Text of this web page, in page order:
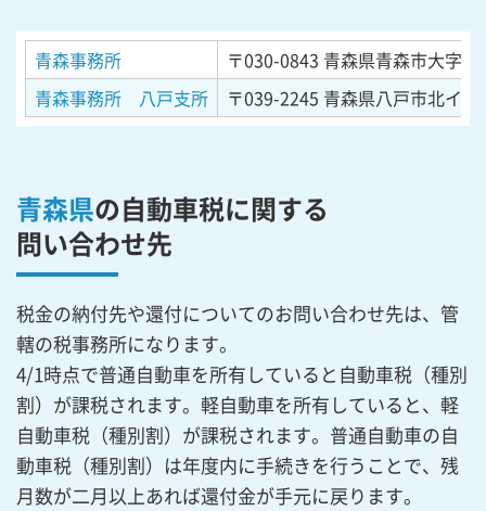
青森事務所 〒030-0843 青森県青森市大字
青森事務所 八戸支所
〒039-2245 青森県八戸市北イ
青森県の自動車税に関する
問い合わせ先
税金の納付先や還付についてのお問い合わせ先は、管
轄の税事務所になります。
4/1時点で普通自動車を所有していると自動車税（種別
割）が課税されます。軽自動車を所有していると、軽
自動車税（種別割）が課税されます。普通自動車の自
動車税（種別割）は年度内に手続きを行うことで、残
月数が二月以上あれば還付金が手元に戻ります。